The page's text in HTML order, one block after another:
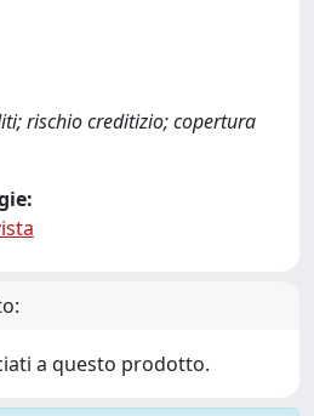
rischio creditizio; copertura
a questo prodotto.